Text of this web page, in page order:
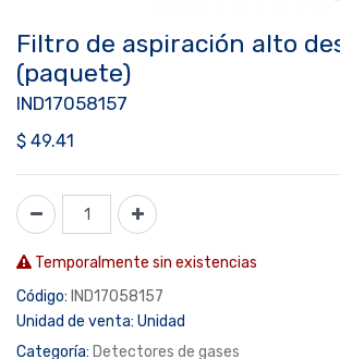
Filtro de aspiración alto
(paquete)
IND17058157
$ 49.41
Temporalmente sin existencias
Código: IND17058157
Unidad de venta: Unidad
Categoría: Detectores de gases